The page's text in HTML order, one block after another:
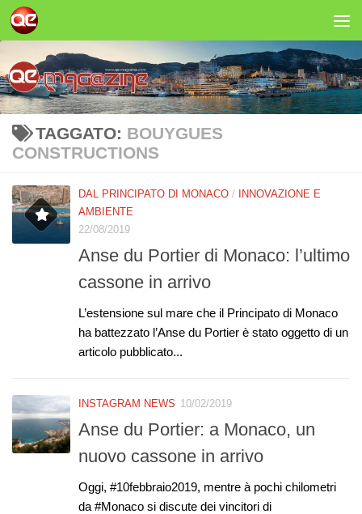
Salta al contenuto
TAGGATO: BOUYGUES
CONSTRUCTIONS
DAL PRINCIPATO DI MONACO /
INNOVAZIONE E
AMBIENTE
22/08/2019
Anse du Portier di Monaco: l’ultimo
cassone in arrivo
L’estensione sul mare che il Principato di Monaco
ha battezzato l’Anse du Portier è stato oggetto di un
articolo pubblicato...
INSTAGRAM NEWS 10/02/2019
Anse du Portier: a Monaco, un
nuovo cassone in arrivo
Oggi, #10febbraio2019, mentre à pochi chilometri
da #Monaco si discute dei vincitori di